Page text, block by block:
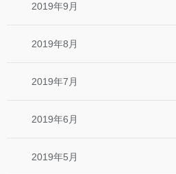
2019年9月
2019年8月
2019年7月
2019年6月
2019年5月